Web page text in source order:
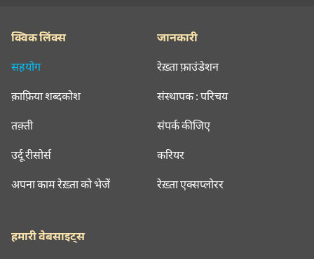
क्विक लिंक्स
सहयोग
क़ाफ़िया शब्दकोश
तक़्ती
उर्दू रीसोर्स
अपना काम रेख़्ता को भेजें
जानकारी
रेख़्ता फ़ाउंडेशन
संस्थापक : परिचय
संपर्क कीजिए
करियर
रेख़्ता एक्सप्लोरर
हमारी वेबसाइट्स